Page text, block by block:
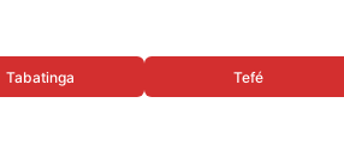
Tabatinga Tefé